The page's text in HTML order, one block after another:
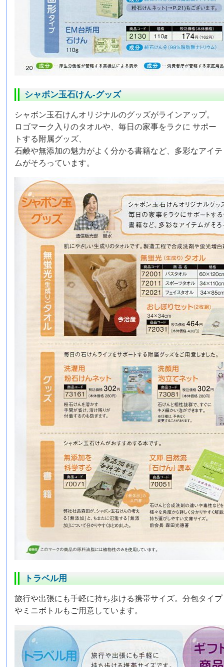
シャボン玉石けん-グッズ
シャボン玉石けんオリジナルのグッズがラインアップ。
ロゴマーク入りのタオルや、毎日の家事をラクに サポー
トする附属グッズ、
石鹸や無添加の魅力がよく分かる書籍など、多彩なアイテ
ムがそろっています。
トラベル用
旅行や出張にも手軽に持ち歩ける携帯サイズ。分包タイプ
やミニボトルもご用意しています。